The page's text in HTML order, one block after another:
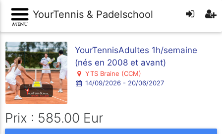
YourTennis & Padelschool
YourTennisAdultes 1h/semaine
(nés en 2008 et avant)
YTS Braine (CCM)
14/09/2026 - 20/06/2027
Prix : 585.00 Eur